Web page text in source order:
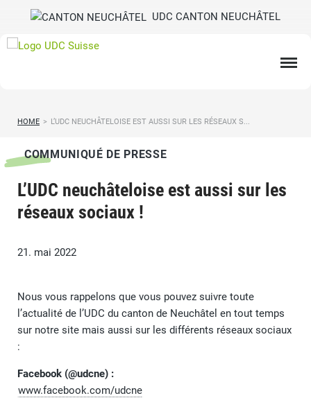
UDC CANTON NEUCHÂTEL
HOME > L’UDC NEUCHÂTELOISE EST AUSSI SUR LES RÉSEAUX S...
COMMUNIQUÉ DE PRESSE
L’UDC neuchâteloise est aussi sur les
réseaux sociaux !
21. mai 2022
Nous vous rappelons que vous pouvez suivre toute
l’actualité de l’UDC du canton de Neuchâtel en tout temps
sur notre site mais aussi sur les différents réseaux sociaux
:
Facebook (@udcne) :
www.facebook.com/udcne